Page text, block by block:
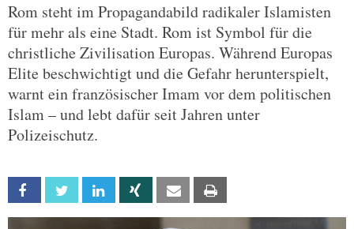
Rom steht im Propagandabild radikaler Islamisten
für mehr als eine Stadt. Rom ist Symbol für die
christliche Zivilisation Europas. Während Europas
Elite beschwichtigt und die Gefahr herunterspielt,
warnt ein französischer Imam vor dem politischen
Islam – und lebt dafür seit Jahren unter
Polizeischutz.
Facebook Twitter Linkedin Xing Email